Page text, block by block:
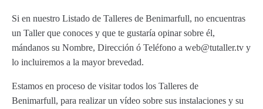
Si en nuestro Listado de Talleres de Benimarfull, no encuentras
un Taller que conoces y que te gustaría opinar sobre él,
mándanos su Nombre, Dirección ó Teléfono a web@tutaller.tv y
lo incluiremos a la mayor brevedad.
Estamos en proceso de visitar todos los Talleres de
Benimarfull, para realizar un vídeo sobre sus instalaciones y su